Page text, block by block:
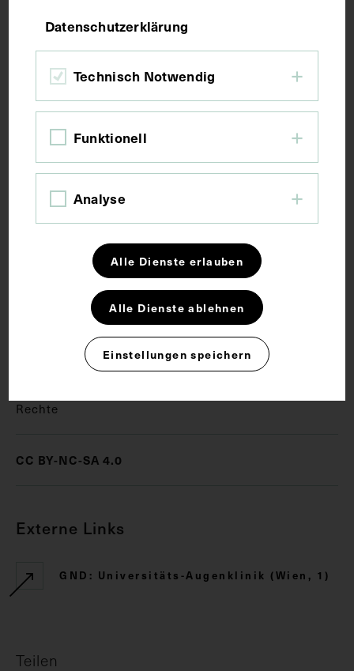
Maße
Seitenblatt 32 x 24 cm
Digitalisate des Albums: Reiner Riedler.
Schlagwörter
Augenheilkunde
Bleistiftzeichnung
Fotoalbum
Histologie
Rechte
CC BY-NC-SA 4.0
Externe Links
GND: Universitäts-Augenklinik (Wien, 1)
Teilen
Datenschutzerklärung
Technisch Notwendig
Funktionell
Analyse
Alle Dienste erlauben
Alle Dienste ablehnen
Einstellungen speichern